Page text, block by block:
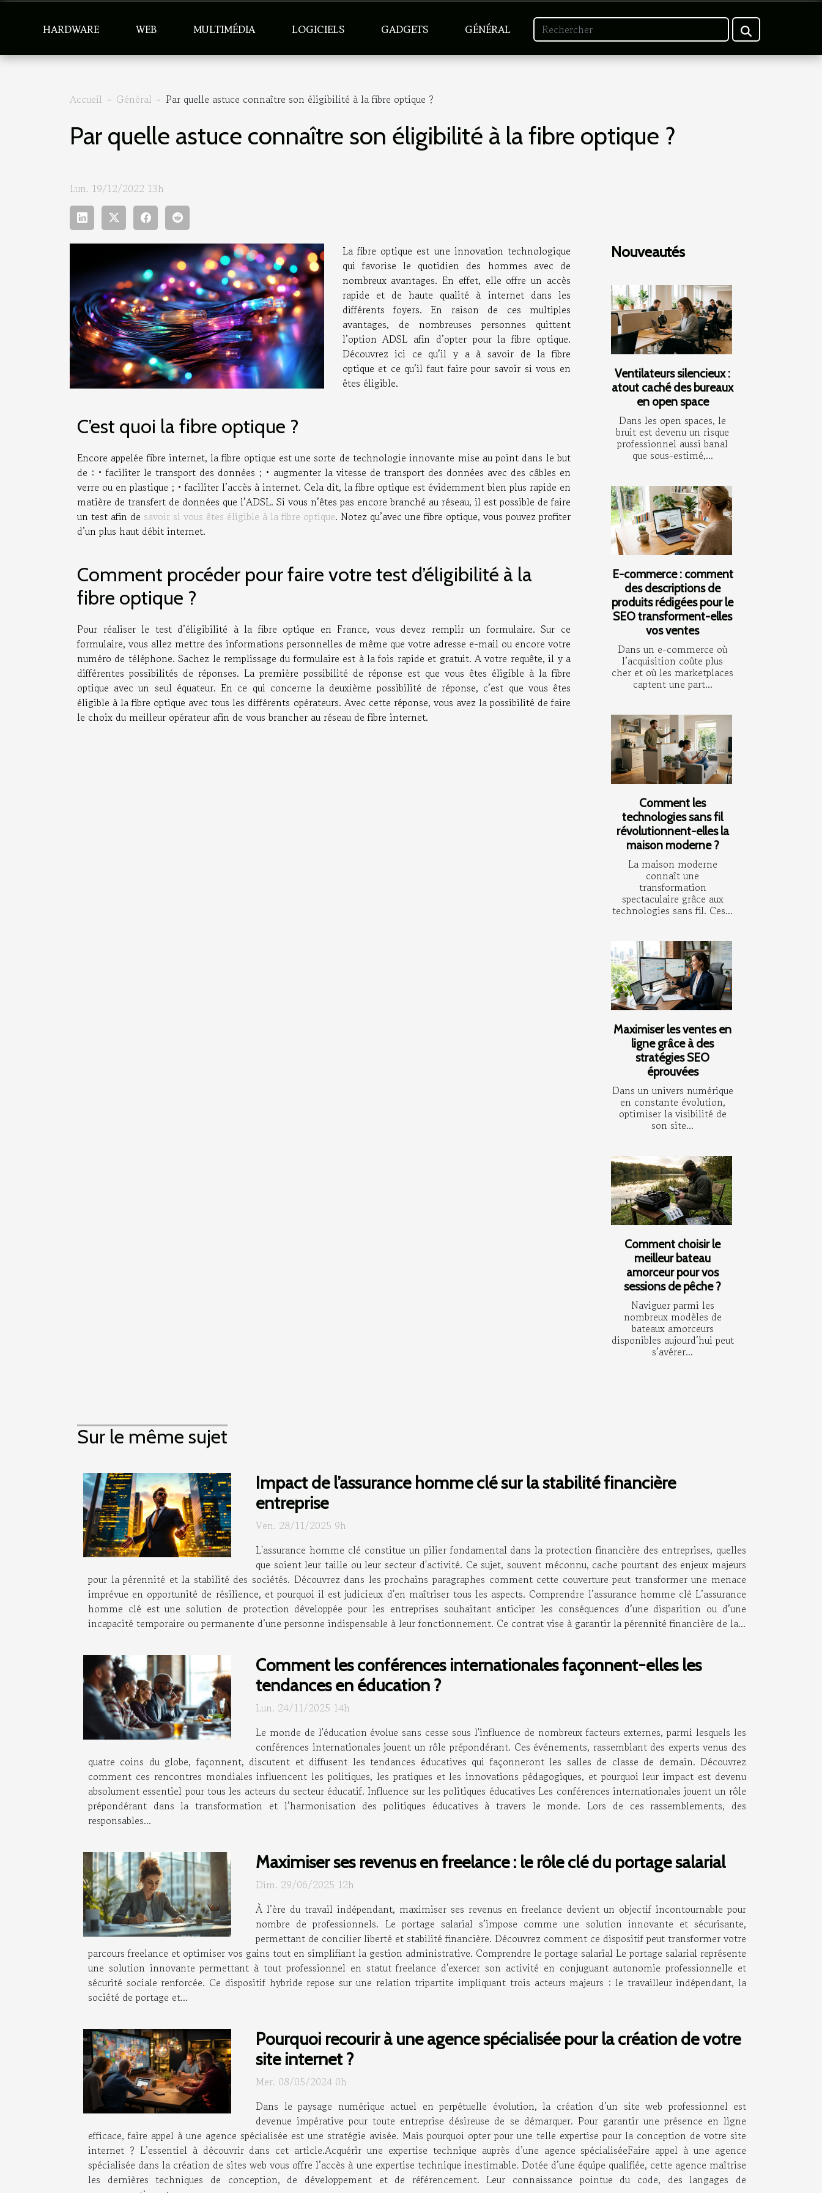
HARDWARE WEB MULTIMÉDIA LOGICIELS GADGETS GÉNÉRAL
Accueil Général Par quelle astuce connaître son éligibilité à la fibre optique ?
Par quelle astuce connaître son éligibilité à la fibre optique ?
Lun. 19/12/2022 13h
La fibre optique est une innovation technologique
qui favorise le quotidien des hommes avec de
nombreux avantages. En effet, elle offre un accès
rapide et de haute qualité à internet dans les
différents foyers. En raison de ces multiples
avantages, de nombreuses personnes quittent
l’option ADSL afin d’opter pour la fibre optique.
Découvrez ici ce qu’il y a à savoir de la fibre
optique et ce qu’il faut faire pour savoir si vous en
êtes éligible.
C’est quoi la fibre optique ?
Encore appelée fibre internet, la fibre optique est une sorte de technologie innovante mise au point dans le but
de : • faciliter le transport des données ; • augmenter la vitesse de transport des données avec des câbles en
verre ou en plastique ; • faciliter l’accès à internet. Cela dit, la fibre optique est évidemment bien plus rapide en
matière de transfert de données que l’ADSL. Si vous n’êtes pas encore branché au réseau, il est possible de faire
un test afin de savoir si vous êtes éligible à la fibre optique. Notez qu’avec une fibre optique, vous pouvez profiter
d’un plus haut débit internet.
Comment procéder pour faire votre test d’éligibilité à la
fibre optique ?
Pour réaliser le test d’éligibilité à la fibre optique en France, vous devez remplir un formulaire. Sur ce
formulaire, vous allez mettre des informations personnelles de même que votre adresse e-mail ou encore votre
numéro de téléphone. Sachez le remplissage du formulaire est à la fois rapide et gratuit. A votre requête, il y a
différentes possibilités de réponses. La première possibilité de réponse est que vous êtes éligible à la fibre
optique avec un seul équateur. En ce qui concerne la deuxième possibilité de réponse, c’est que vous êtes
éligible à la fibre optique avec tous les différents opérateurs. Avec cette réponse, vous avez la possibilité de faire
le choix du meilleur opérateur afin de vous brancher au réseau de fibre internet.
Nouveautés
Ventilateurs silencieux :
atout caché des bureaux
en open space
Dans les open spaces, le
bruit est devenu un risque
professionnel aussi banal
que sous-estimé,...
E-commerce : comment
des descriptions de
produits rédigées pour le
SEO transforment-elles
vos ventes
Dans un e-commerce où
l’acquisition coûte plus
cher et où les marketplaces
captent une part...
Comment les
technologies sans fil
révolutionnent-elles la
maison moderne ?
La maison moderne
connaît une
transformation
spectaculaire grâce aux
technologies sans fil. Ces...
Maximiser les ventes en
ligne grâce à des
stratégies SEO
éprouvées
Dans un univers numérique
en constante évolution,
optimiser la visibilité de
son site...
Comment choisir le
meilleur bateau
amorceur pour vos
sessions de pêche ?
Naviguer parmi les
nombreux modèles de
bateaux amorceurs
disponibles aujourd’hui peut
s’avérer...
Sur le même sujet
Impact de l’assurance homme clé sur la stabilité financière
entreprise
Ven. 28/11/2025 9h
L'assurance homme clé constitue un pilier fondamental dans la protection financière des entreprises, quelles
que soient leur taille ou leur secteur d'activité. Ce sujet, souvent méconnu, cache pourtant des enjeux majeurs
pour la pérennité et la stabilité des sociétés. Découvrez dans les prochains paragraphes comment cette couverture peut transformer une menace
imprévue en opportunité de résilience, et pourquoi il est judicieux d'en maîtriser tous les aspects. Comprendre l’assurance homme clé L’assurance
homme clé est une solution de protection développée pour les entreprises souhaitant anticiper les conséquences d’une disparition ou d’une
incapacité temporaire ou permanente d’une personne indispensable à leur fonctionnement. Ce contrat vise à garantir la pérennité financière de la...
Comment les conférences internationales façonnent-elles les
tendances en éducation ?
Lun. 24/11/2025 14h
Le monde de l'éducation évolue sans cesse sous l'influence de nombreux facteurs externes, parmi lesquels les
conférences internationales jouent un rôle prépondérant. Ces événements, rassemblant des experts venus des
quatre coins du globe, façonnent, discutent et diffusent les tendances éducatives qui façonneront les salles de classe de demain. Découvrez
comment ces rencontres mondiales influencent les politiques, les pratiques et les innovations pédagogiques, et pourquoi leur impact est devenu
absolument essentiel pour tous les acteurs du secteur éducatif. Influence sur les politiques éducatives Les conférences internationales jouent un rôle
prépondérant dans la transformation et l’harmonisation des politiques éducatives à travers le monde. Lors de ces rassemblements, des
responsables...
Maximiser ses revenus en freelance : le rôle clé du portage salarial
Dim. 29/06/2025 12h
À l’ère du travail indépendant, maximiser ses revenus en freelance devient un objectif incontournable pour
nombre de professionnels. Le portage salarial s’impose comme une solution innovante et sécurisante,
permettant de concilier liberté et stabilité financière. Découvrez comment ce dispositif peut transformer votre
parcours freelance et optimiser vos gains tout en simplifiant la gestion administrative. Comprendre le portage salarial Le portage salarial représente
une solution innovante permettant à tout professionnel en statut freelance d'exercer son activité en conjuguant autonomie professionnelle et
sécurité sociale renforcée. Ce dispositif hybride repose sur une relation tripartite impliquant trois acteurs majeurs : le travailleur indépendant, la
société de portage et...
Pourquoi recourir à une agence spécialisée pour la création de votre
site internet ?
Mer. 08/05/2024 0h
Dans le paysage numérique actuel en perpétuelle évolution, la création d’un site web professionnel est
devenue impérative pour toute entreprise désireuse de se démarquer. Pour garantir une présence en ligne
efficace, faire appel à une agence spécialisée est une stratégie avisée. Mais pourquoi opter pour une telle expertise pour la conception de votre site
internet ? L’essentiel à découvrir dans cet article.Acquérir une expertise technique auprès d’une agence spécialiséeFaire appel à une agence
spécialisée dans la création de sites web vous offre l’accès à une expertise technique inestimable. Dotée d’une équipe qualifiée, cette agence maîtrise
les dernières techniques de conception, de développement et de référencement. Leur connaissance pointue du code, des langages de